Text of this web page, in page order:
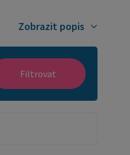
Zobrazit popis
Filtrovat